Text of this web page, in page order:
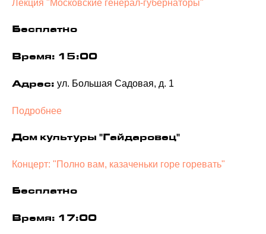
Лекция "Московские генерал-губернаторы"
Бесплатно
Время: 15:00
Адрес: ул. Большая Садовая, д. 1
Подробнее
Дом культуры "Гайдаровец"
Концерт: "Полно вам, казаченьки горе горевать"
Бесплатно
Время: 17:00